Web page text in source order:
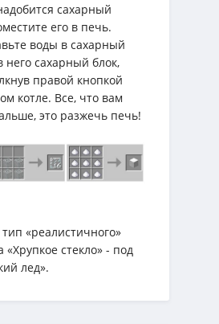
сахарный
его в печь.
воды в сахарный
него сахарный блок,
правой кнопкой
котле. Все, что вам
это разжечь печь!
«реалистичного»
стекло» - под
лед».